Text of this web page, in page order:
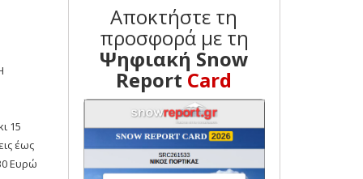
15
έως
Ευρώ
Αποκτήστε τη
προσφορά με τη
Ψηφιακή Snow
ReportCard